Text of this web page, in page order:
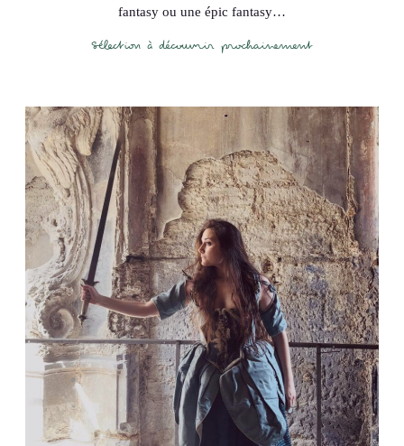
fantasy ou une épic fantasy…
Sélection à découvrir prochainement